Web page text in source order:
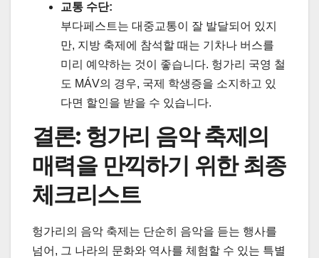
교통 수단:
부다페스트는 대중교통이 잘 발달되어 있지
만, 지방 축제에 참석할 때는 기차나 버스를
미리 예약하는 것이 좋습니다. 헝가리 국영 철
도 MÁV의 경우, 국제 학생증을 소지하고 있
다면 할인을 받을 수 있습니다.
결론: 헝가리 음악 축제의
매력을 만끽하기 위한 최종
체크리스트
헝가리의 음악 축제는 단순히 음악을 듣는 행사를
넘어, 그 나라의 문화와 역사를 체험할 수 있는 특별